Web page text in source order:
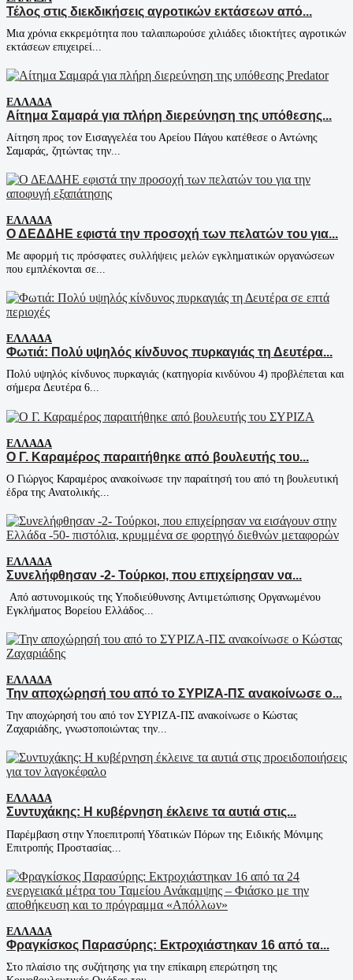
Τέλος στις διεκδικήσεις αγροτικών εκτάσεων από...
Μια χρόνια εκκρεμότητα που ταλαιπωρούσε χιλιάδες ιδιοκτήτες αγροτικών
εκτάσεων επιχειρεί...
ΕΛΛΆΔΑ
Αίτημα Σαμαρά για πλήρη διερεύνηση της υπόθεσης...
Αίτηση προς τον Εισαγγελέα του Αρείου Πάγου κατέθεσε ο Αντώνης
Σαμαράς, ζητώντας την...
ΕΛΛΆΔΑ
Ο ΔΕΔΔΗΕ εφιστά την προσοχή των πελατών του για...
Με αφορμή τις πρόσφατες συλλήψεις μελών εγκληματικών οργανώσεων
που εμπλέκονται σε...
ΕΛΛΆΔΑ
Φωτιά: Πολύ υψηλός κίνδυνος πυρκαγιάς τη Δευτέρα...
Πολύ υψηλός κίνδυνος πυρκαγιάς (κατηγορία κινδύνου 4) προβλέπεται και
σήμερα Δευτέρα 6...
ΕΛΛΆΔΑ
Ο Γ. Καραμέρος παραιτήθηκε από βουλευτής του...
Ο Γιώργος Καραμέρος ανακοίνωσε την παραίτησή του από τη βουλευτική
έδρα της Ανατολικής...
ΕΛΛΆΔΑ
Συνελήφθησαν -2- Τούρκοι, που επιχείρησαν να...
Από αστυνομικούς της Υποδιεύθυνσης Αντιμετώπισης Οργανωμένου
Εγκλήματος Βορείου Ελλάδος...
ΕΛΛΆΔΑ
Την αποχώρησή του από το ΣΥΡΙΖΑ-ΠΣ ανακοίνωσε ο...
Την αποχώρησή του από τον ΣΥΡΙΖΑ-ΠΣ ανακοίνωσε ο Κώστας
Ζαχαριάδης, γνωστοποιώντας την...
ΕΛΛΆΔΑ
Συντυχάκης: Η κυβέρνηση έκλεινε τα αυτιά στις...
Παρέμβαση στην Υποεπιτροπή Υδατικών Πόρων της Ειδικής Μόνιμης
Επιτροπής Προστασίας...
ΕΛΛΆΔΑ
Φραγκίσκος Παρασύρης: Εκτροχιάστηκαν 16 από τα...
Στο πλαίσιο της συζήτησης για την επίκαιρη επερώτηση της